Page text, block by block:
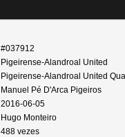
#037912
Pigeirense-Alandroal United
Pigeirense-Alandroal United
Manuel Pé D'Arca Pigeiros
2016-06-05
Hugo Monteiro
488 vezes